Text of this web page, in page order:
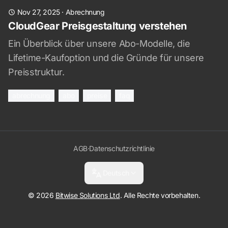
Nov 27, 2025· Abrechnung
CloudGear Preisgestaltung verstehen
Ein Überblick über unsere Abo-Modelle, die
Lifetime-Kaufoption und die Gründe für unsere
Preisstruktur.
AGB·Datenschutzrichtlinie
© 2026 Bitwise Solutions Ltd. Alle Rechte vorbehalten.